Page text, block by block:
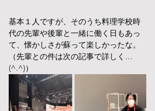
基本１人ですが、そのうち料理学校時
代の先輩や後輩と一緒に働く日もあっ
て、懐かしさが蘇って楽しかったな。
（先輩との件は次の記事で詳しく…
(^.^)）